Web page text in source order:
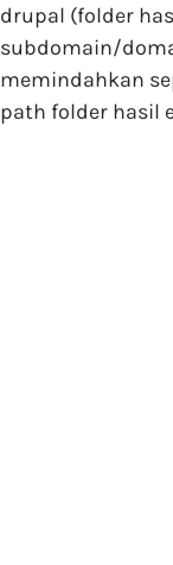
drupal (folder
subdomain/
memindahkan
path folder hasil